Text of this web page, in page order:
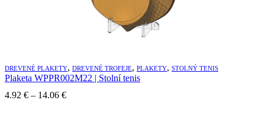
DREVENÉ PLAKETY, DREVENÉ TROFEJE, PLAKETY, STOLNÝ TENIS
Plaketa WPPR002M22 | Stolní tenis
4.92 € – 14.06 €Price